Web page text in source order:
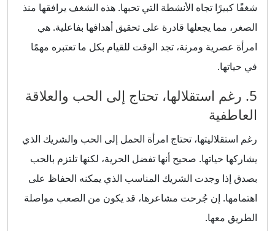
شغفًا كبيرًا تجاه الأنشطة التي تحبها. هذه الشغف يرافقها منذ
الصغر، مما يجعلها قادرة على تحقيق أهدافها بفاعلية. هي
امرأة عصرية ومرنة، تجد الوقت للقيام بكل ما تعتبره مهمًا
في حياتها.
5. رغم استقلالها، تحتاج إلى الحب والعلاقة
العاطفية
رغم استقلاليتها، تحتاج امرأة الحمل إلى الحب والشريك الذي
يشاركها حياتها. صحيح أنها تفضل الحرية، لكنها تلتزم بالحب
بصدق إذا وجدت الشريك المناسب الذي يمكنه الحفاظ على
اهتمامها. إن جُرحت مشاعرها، قد يكون من الصعب مواصلة
الطريق معها.